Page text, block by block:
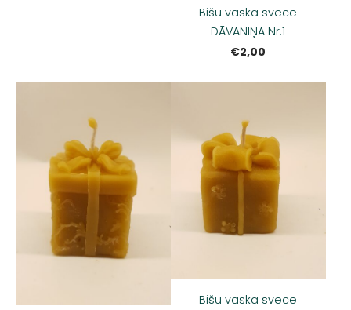
Bišu vaska svece
DĀVANIŅA Nr.1
€2,00
Bišu vaska svece